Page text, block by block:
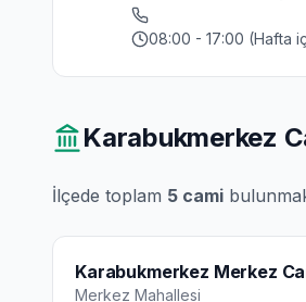
08:00 - 17:00 (Hafta
Karabukmerkez
İlçede toplam 5 cami
Karabukmerkez Merkez
Merkez Mahallesi